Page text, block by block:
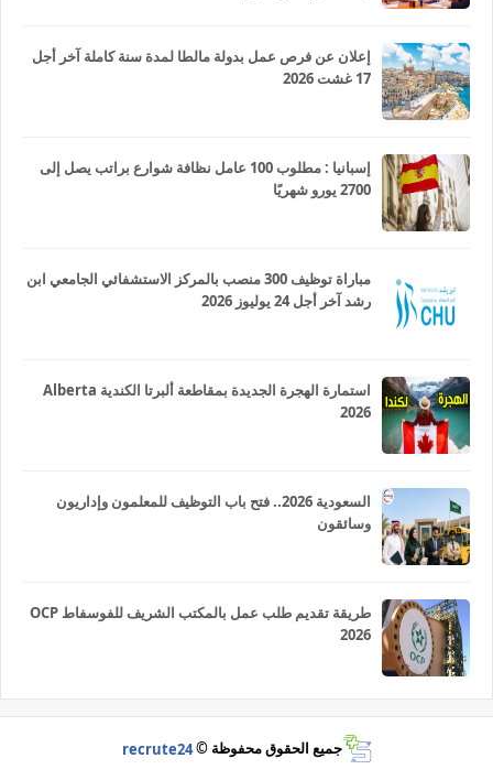
إعلان عن فرص عمل بدولة مالطا لمدة سنة كاملة آخر أجل
17 غشت 2026
إسبانيا : مطلوب 100 عامل نظافة شوارع براتب يصل إلى
2700 يورو شهريًا
مباراة توظيف 300 منصب بالمركز الاستشفائي الجامعي ابن
رشد آخر أجل 24 يوليوز 2026
استمارة الهجرة الجديدة بمقاطعة ألبرتا الكندية Alberta
2026
السعودية 2026.. فتح باب التوظيف للمعلمون وإداريون
وسائقون
طريقة تقديم طلب عمل بالمكتب الشريف للفوسفاط OCP
2026
جميع الحقوق محفوظة ©recrute24